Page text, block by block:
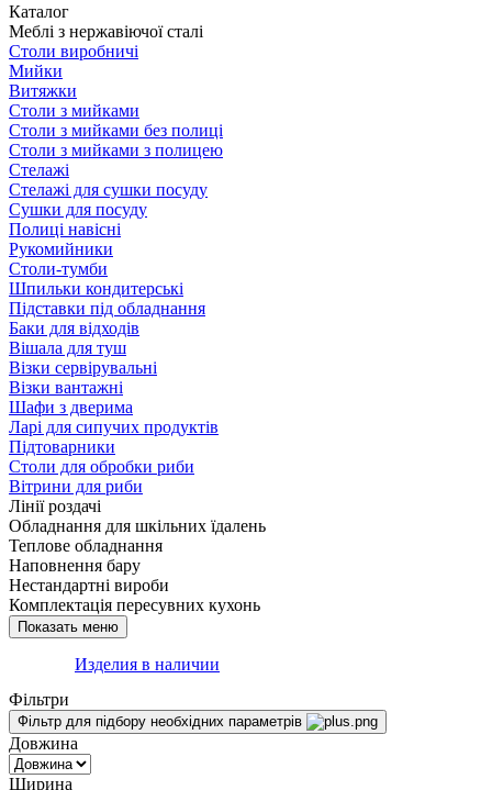
Каталог
Меблі з нержавіючої сталі
Столи виробничі
Мийки
Витяжки
Столи з мийками
Столи з мийками без полиці
Столи з мийками з полицею
Стелажі
Стелажі для сушки посуду
Сушки для посуду
Полиці навісні
Рукомийники
Столи-тумби
Шпильки кондитерські
Підставки під обладнання
Баки для відходів
Вішала для туш
Візки сервірувальні
Візки вантажні
Шафи з дверима
Ларі для сипучих продуктів
Підтоварники
Столи для обробки риби
Вітрини для риби
Лінії роздачі
Обладнання для шкільних їдалень
Теплове обладнання
Наповнення бару
Нестандартні вироби
Комплектація пересувних кухонь
Изделия в наличии
Фільтри
Фільтр для підбору необхідних параметрів
Довжина
Ширина